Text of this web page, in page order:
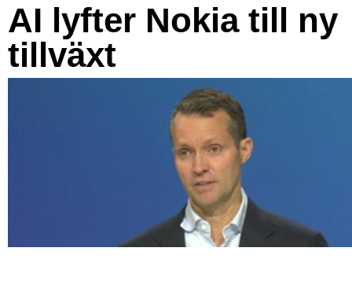
AI lyfter Nokia till ny
tillväxt